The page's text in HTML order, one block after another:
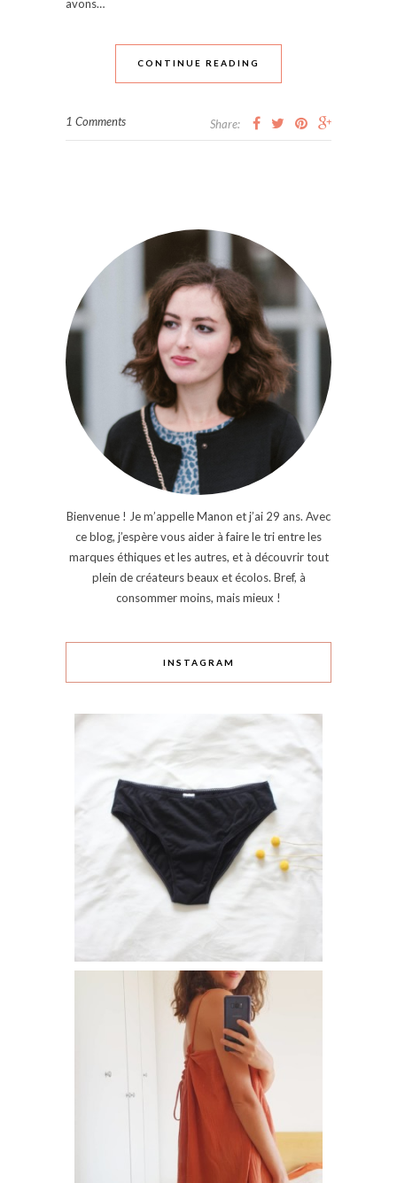
avons…
CONTINUE READING
1 Comments Share:
Bienvenue ! Je m’appelle Manon et j’ai 29 ans. Avec
ce blog, j’espère vous aider à faire le tri entre les
marques éthiques et les autres, et à découvrir tout
plein de créateurs beaux et écolos. Bref, à
consommer moins, mais mieux !
INSTAGRAM